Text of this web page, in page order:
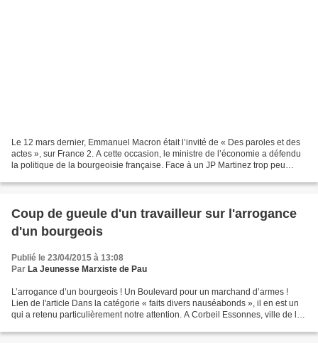
Le 12 mars dernier, Emmanuel Macron était l’invité de « Des paroles et des
actes », sur France 2. A cette occasion, le ministre de l’économie a défendu
la politique de la bourgeoisie française. Face à un JP Martinez trop peu
Coup de gueule d'un travailleur sur l'arrogance
d'un bourgeois
Publié le 23/04/2015 à 13:08
Par La Jeunesse Marxiste de Pau
L’arrogance d’un bourgeois ! Un Boulevard pour un marchand d’armes !
Lien de l'article Dans la catégorie « faits divers nauséabonds », il en est un
qui a retenu particulièrement notre attention. A Corbeil Essonnes, ville de la